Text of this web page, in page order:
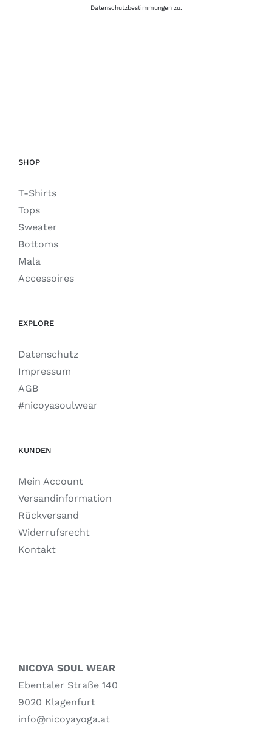
Datenschutzbestimmungen zu.
SHOP
T-Shirts
Tops
Sweater
Bottoms
Mala
Accessoires
EXPLORE
Datenschutz
Impressum
AGB
#nicoyasoulwear
KUNDEN
Mein Account
Versandinformation
Rückversand
Widerrufsrecht
Kontakt
NICOYA SOUL WEAR
Ebentaler Straße 140
9020 Klagenfurt
info@nicoyayoga.at